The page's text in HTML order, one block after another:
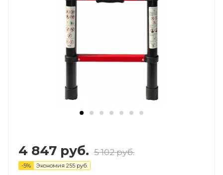
4 847 руб. 5 102руб.
-5% Экономия 255 руб.